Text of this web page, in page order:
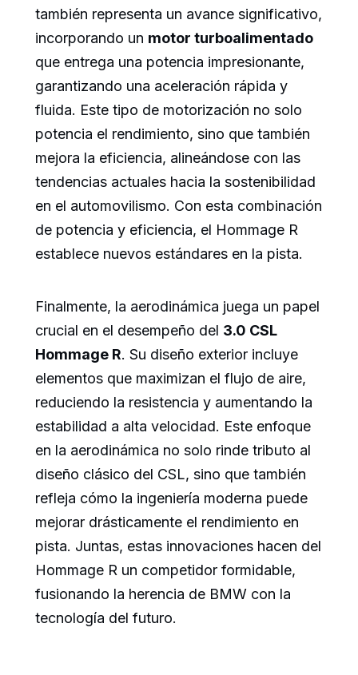
también representa un avance significativo,
incorporando un motor turboalimentado
que entrega una potencia impresionante,
garantizando una aceleración rápida y
fluida. Este tipo de motorización no solo
potencia el rendimiento, sino que también
mejora la eficiencia, alineándose con las
tendencias actuales hacia la sostenibilidad
en el automovilismo. Con esta combinación
de potencia y eficiencia, el Hommage R
establece nuevos estándares en la pista.
Finalmente, la aerodinámica juega un papel
crucial en el desempeño del 3.0 CSL
Hommage R. Su diseño exterior incluye
elementos que maximizan el flujo de aire,
reduciendo la resistencia y aumentando la
estabilidad a alta velocidad. Este enfoque
en la aerodinámica no solo rinde tributo al
diseño clásico del CSL, sino que también
refleja cómo la ingeniería moderna puede
mejorar drásticamente el rendimiento en
pista. Juntas, estas innovaciones hacen del
Hommage R un competidor formidable,
fusionando la herencia de BMW con la
tecnología del futuro.